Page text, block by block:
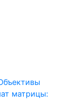
матрицы: